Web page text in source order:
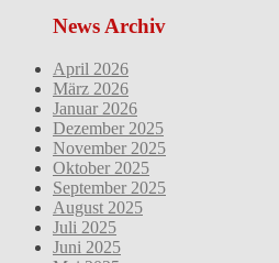
News Archiv
April 2026
März 2026
Januar 2026
Dezember 2025
November 2025
Oktober 2025
September 2025
August 2025
Juli 2025
Juni 2025